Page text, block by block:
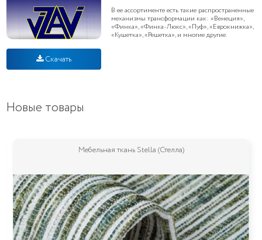
Скачать
В ее ассортименте есть такие распространенные
механизмы трансформации как: «Венеция»,
«Финка», «Финка-Люкс», «Пуф», «Еврокнижка»,
«Кушетка», «Решетка», и многие другие.
Новые товары
Мебельная ткань Stella (Стелла)